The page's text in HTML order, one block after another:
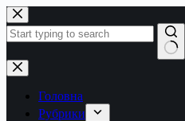
Перейти
до
вмісту
Немає
результатів
Головна
Рубрики